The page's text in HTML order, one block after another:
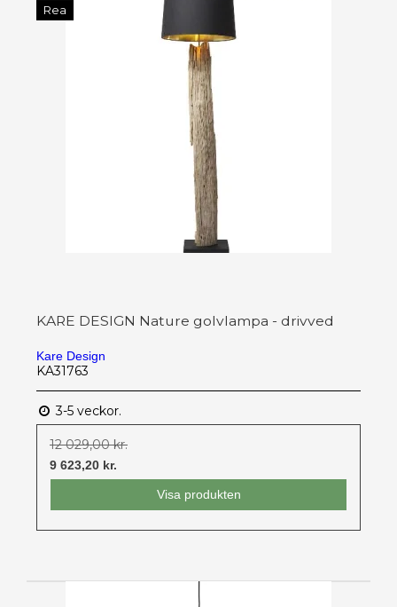
Rea
KARE DESIGN Nature golvlampa - drivved
Kare Design
KA31763
3-5 veckor.
12 029,00 kr.
9 623,20 kr.
Visa produkten